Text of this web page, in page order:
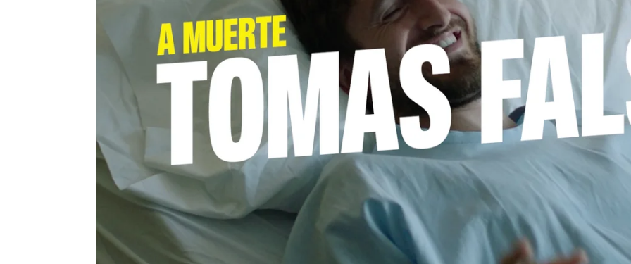
Paula Martínez Sanz
Publicado:04 de agosto de 2025, 16:27 Whatsapp
Facebook
X
El capítulo final de la divertida y emocionante A muerte,
protagonizada por Verónica Echegui y Joan Amargós
dejado tomas falsas increíbles en las que sus actores no pueden
contener la risa.
La aparición del cómico Esteban Navarro como Luca , coach